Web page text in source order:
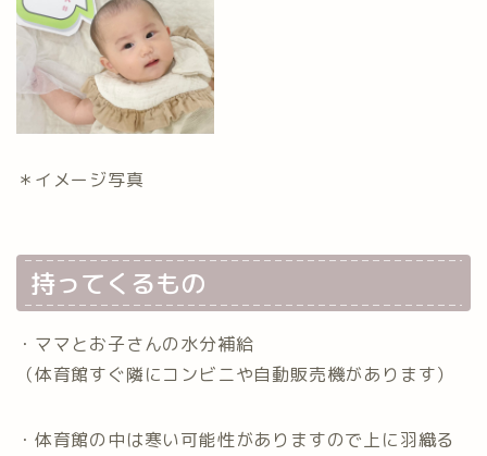
＊イメージ写真
持ってくるもの
・ママとお子さんの水分補給
（体育館すぐ隣にコンビニや自動販売機があります）
・体育館の中は寒い可能性がありますので上に羽織る